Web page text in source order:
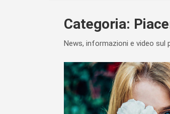
Categoria:
News, informazioni e video sul